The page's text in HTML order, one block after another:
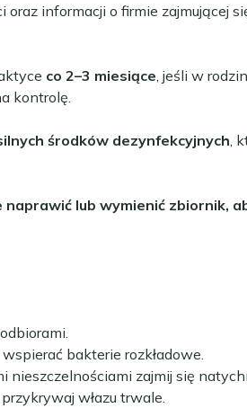
informacji o firmie zajmującej
co 2–3 miesiące , jeśli w
kontrolę.
środków dezynfekcyjnych ,
naprawić lub wymienić zbiornik,
bakterie rozkładowe.
nieszczelnościami zajmij się
włazu trwale.